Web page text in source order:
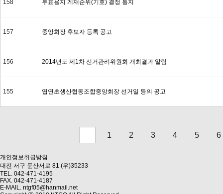
158 투표용지 게재순위(기호) 결정 통지
157 중앙회장 후보자 등록 공고
156 2014년도 제1차 선거관리위원회 개최결과 알림
155 엽연초생산협동조합중앙회장 선거일 등의 공고
1 2 3 4 5 6
맨끝
개인정보취급방침
대전 서구 둔산서로 81 (우)35233
TEL. 042-471-4195
FAX. 042-471-4187
E-MAIL. ntgf05@hanmail.net